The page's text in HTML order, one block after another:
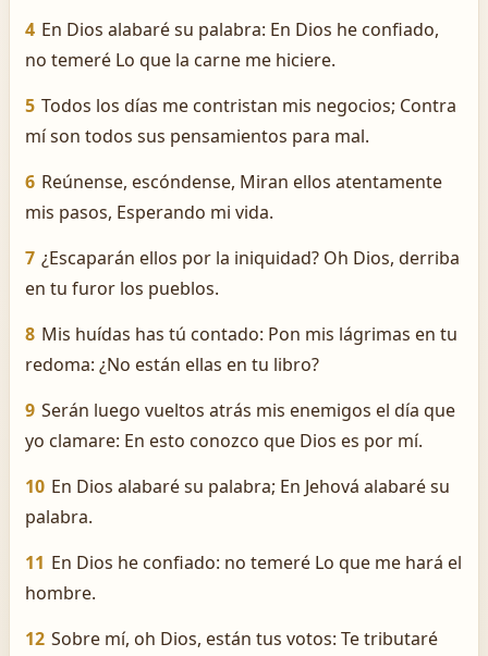
4 En Dios alabaré su palabra: En Dios he confiado,
no temeré Lo que la carne me hiciere.
5 Todos los días me contristan mis negocios; Contra
mí son todos sus pensamientos para mal.
6 Reúnense, escóndense, Miran ellos atentamente
mis pasos, Esperando mi vida.
7 ¿Escaparán ellos por la iniquidad? Oh Dios, derriba
en tu furor los pueblos.
8 Mis huídas has tú contado: Pon mis lágrimas en tu
redoma: ¿No están ellas en tu libro?
9 Serán luego vueltos atrás mis enemigos el día que
yo clamare: En esto conozco que Dios es por mí.
10 En Dios alabaré su palabra; En Jehová alabaré su
palabra.
11 En Dios he confiado: no temeré Lo que me hará el
hombre.
12 Sobre mí, oh Dios, están tus votos: Te tributaré